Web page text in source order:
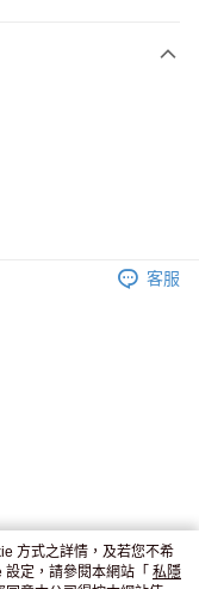
客服
方式之詳情，及若您不希
定，請參閱本網站「 私隱